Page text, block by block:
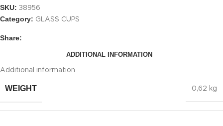
SKU: 38956
Category: GLASS CUPS
Share:
ADDITIONAL INFORMATION
Additional information
WEIGHT 0,62 kg